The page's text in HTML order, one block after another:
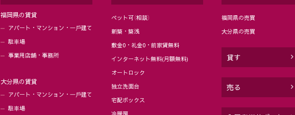
福岡県の賃貸
アパート・マンション・⼀⼾建て
駐⾞場
事業用店舗・事務所
大分県の賃貸
アパート・マンション・⼀⼾建て
駐⾞場
ペット可（相談）
新築・築浅
敷金0・礼金0・前家賃無料
インターネット無料(月額無料)
オートロック
独立洗面台
宅配ボックス
福岡県の売買
大分県の売買
貸す
売る